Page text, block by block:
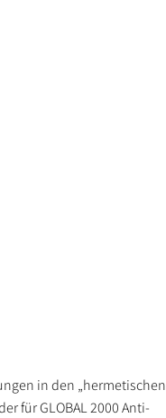
in den „hermetischen
für GLOBAL 2000 Anti-